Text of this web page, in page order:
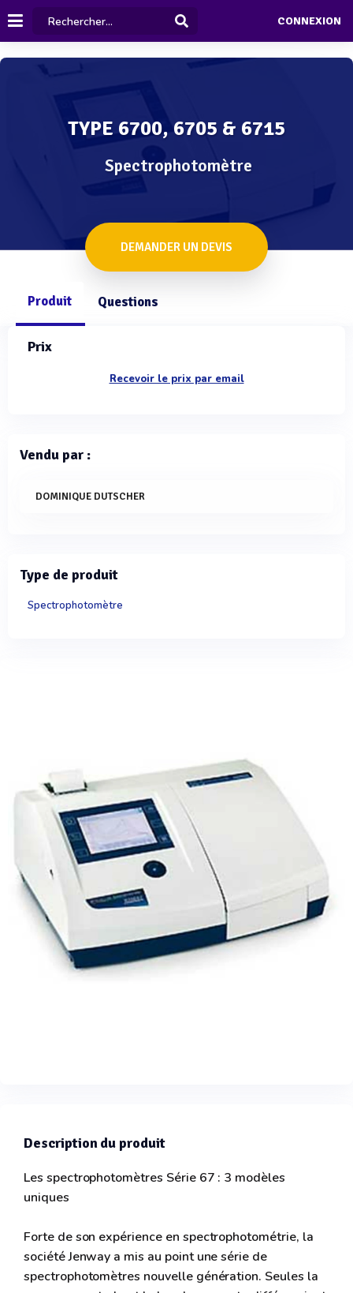
CONNEXION
TYPE 6700, 6705 & 6715
Spectrophotomètre
DEMANDER UN DEVIS
Produit Questions
Description du produit
Les spectrophotomètres Série 67 : 3 modèles
uniques
Forte de son expérience en spectrophotométrie, la
société Jenway a mis au point une série de
spectrophotomètres nouvelle génération. Seules la
Prix
Recevoir le prix par email
Vendu par :
DOMINIQUE DUTSCHER
Type de produit
Spectrophotomètre